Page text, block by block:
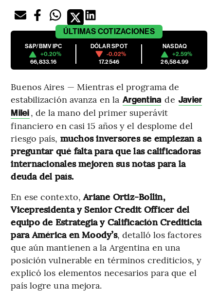
ÚLTIMAS COTIZACIONES
S&P/BMV IPC
+0.20%
66,833.16
DÓLAR SPOT
-0.02%
17.2546
NASDAQ
+2.59%
26,584.99
Buenos Aires — Mientras el programa de
estabilización avanza en la Argentina de Javier
Milei, de la mano del primer superávit
financiero en casi 15 años y el desplome del
riesgo país, muchos inversores se empiezan a
preguntar qué falta para que las calificadoras
internacionales mejoren sus notas para la
deuda del país.
En ese contexto,Ariane Ortiz-Bollin,
Vicepresidenta y Senior Credit Officer del
equipo de Estrategia y Calificación Crediticia
para América en Moody’s, detalló los factores
que aún mantienen a la Argentina en una
posición vulnerable en términos crediticios, y
explicó los elementos necesarios para que el
país logre una mejora.